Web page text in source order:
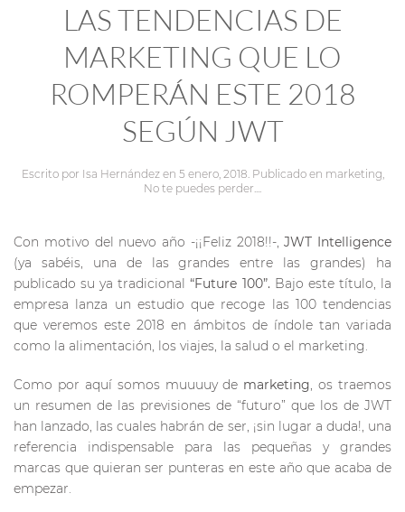
LAS TENDENCIAS DE
MARKETING QUE LO
ROMPERÁN ESTE 2018
SEGÚN JWT
Escrito por Isa Hernándezen 5 enero, 2018 . Publicado en marketing
No te puedes perder...
Con motivo del nuevo año -¡¡Feliz 2018!!-,JWT Intelligence
(ya sabéis, una de las grandes entre las grandes) ha
publicado su ya tradicional“Future 100”. Bajo este título, la
empresa lanza un estudio que recoge las 100 tendencias
que veremos este 2018 en ámbitos de índole tan variada
como la alimentación, los viajes, la salud o el marketing.
Como por aquí somos muuuuy de marketing , os traemos
un resumen de las previsiones de “futuro” que los de JWT
han lanzado, las cuales habrán de ser, ¡sin lugar a duda!, una
referencia indispensable para las pequeñas y grandes
marcas que quieran ser punteras en este año que acaba de
empezar.